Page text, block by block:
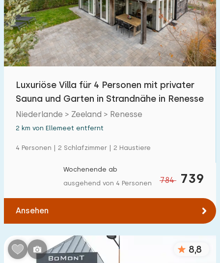
Luxuriöse Villa für 4 Personen mit privater
Sauna und Garten in Strandnähe in Renesse
Niederlande > Zeeland > Renesse
2 km von Ellemeet entfernt
4 Personen | 2 Schlafzimmer | 2 Haustiere
784 739
Wochenende ab
ausgehend von 4 Personen
Ansehen
8,8